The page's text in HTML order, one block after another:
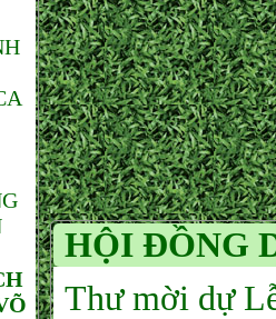
HỘI ĐỒNG
Thư mời dự